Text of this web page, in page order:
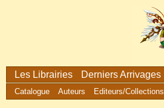
Les Librairies Derniers Arrivages
Catalogue Auteurs Editeurs/Collections